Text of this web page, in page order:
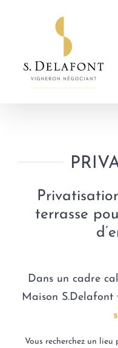
terrasse
Dans un cadre
Maison S.Delafont
Vous recherchez un